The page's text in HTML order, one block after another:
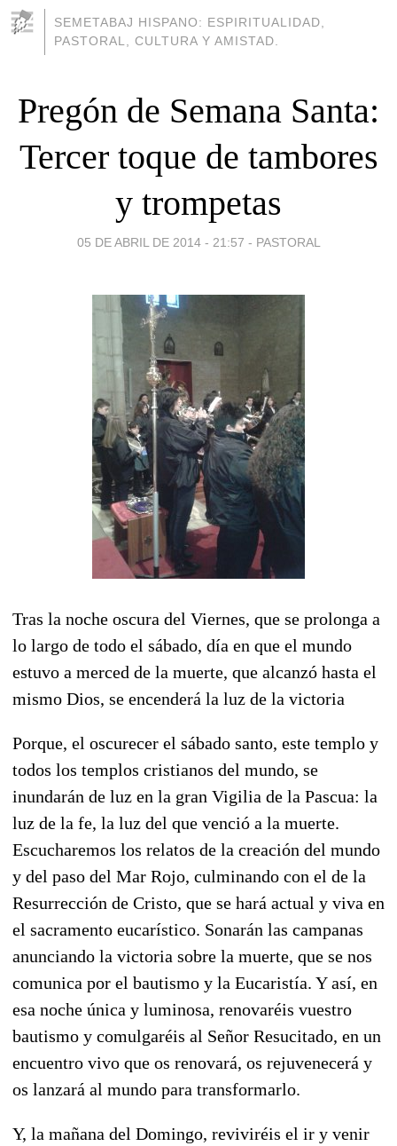
SEMETABAJ HISPANO: ESPIRITUALIDAD,
PASTORAL, CULTURA Y AMISTAD.
Pregón de Semana Santa:
Tercer toque de tambores
y trompetas
05 DE ABRIL DE 2014 - 21:57 - PASTORAL
Tras la noche oscura del Viernes, que se prolonga a
lo largo de todo el sábado, día en que el mundo
estuvo a merced de la muerte, que alcanzó hasta el
mismo Dios, se encenderá la luz de la victoria
Porque, el oscurecer el sábado santo, este templo y
todos los templos cristianos del mundo, se
inundarán de luz en la gran Vigilia de la Pascua: la
luz de la fe, la luz del que venció a la muerte.
Escucharemos los relatos de la creación del mundo
y del paso del Mar Rojo, culminando con el de la
Resurrección de Cristo, que se hará actual y viva en
el sacramento eucarístico. Sonarán las campanas
anunciando la victoria sobre la muerte, que se nos
comunica por el bautismo y la Eucaristía. Y así, en
esa noche única y luminosa, renovaréis vuestro
bautismo y comulgaréis al Señor Resucitado, en un
encuentro vivo que os renovará, os rejuvenecerá y
os lanzará al mundo para transformarlo.
Y, la mañana del Domingo, reviviréis el ir y venir